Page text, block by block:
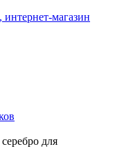
магазин
для